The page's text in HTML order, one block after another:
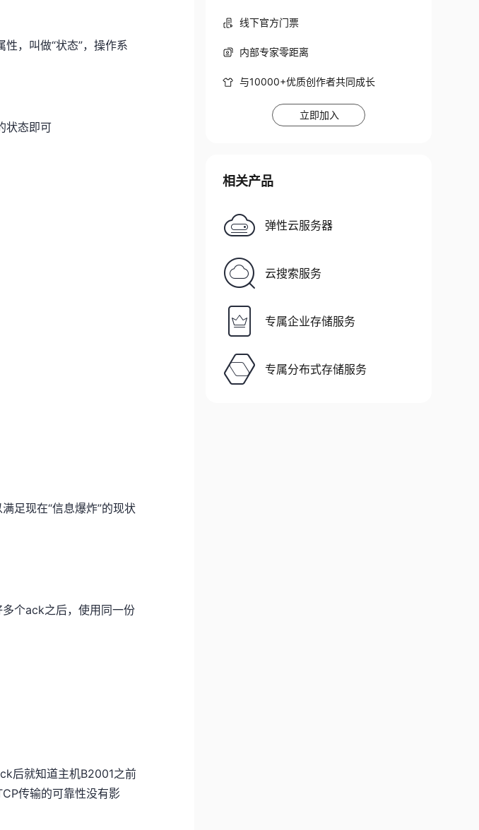
，叫做“状态”，操作系
状态即可
足现在“信息爆炸”的现状
个ack之后，使用同一份
后就知道主机B2001之前
传输的可靠性没有影
线下官方门票
内部专家零距离
与10000+优质创作者共同成长
立即加入
相关产品
弹性云服务器
云搜索服务
专属企业存储服务
专属分布式存储服务